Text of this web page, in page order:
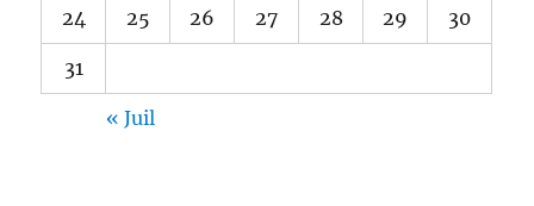
24 25 26 27 28 29 30
31
« Juil